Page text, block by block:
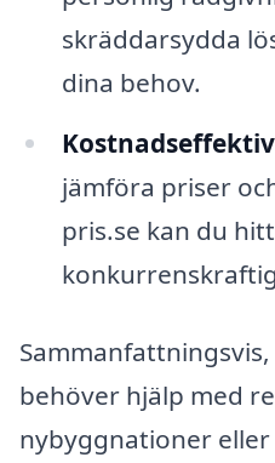
skräddarsydda
dina behov.
jämföra priser
pris.se kan du
behöver hjälp med
nybyggnationer